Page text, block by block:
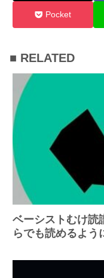
Pocket
■ RELATED
ベーシストむけ読
らでも読めるよう